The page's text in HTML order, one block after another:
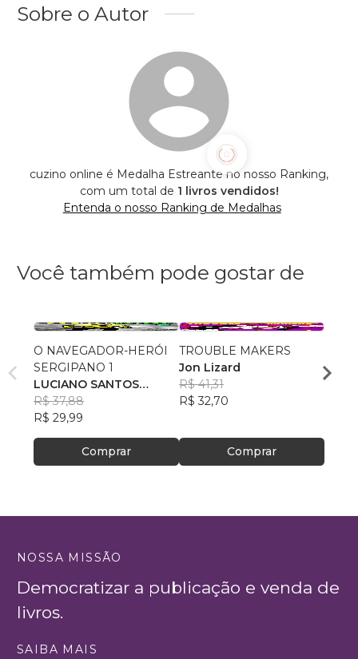
Sobre o Autor
cuzino online é Medalha Estreante no nosso Ranking,
com um total de 1 livros vendidos!
Entenda o nosso Ranking de Medalhas
Você também pode gostar de
O NAVEGADOR-HERÓI
SERGIPANO 1
LUCIANO SANTOS
SANTANA
R$ 37,88
R$ 29,99
Comprar
TROUBLE MAKERS
Jon Lizard
R$ 41,31
R$ 32,70
Comprar
DE
R$
NOSSA MISSÃO
Democratizar a publicação e venda de
livros.
SAIBA MAIS